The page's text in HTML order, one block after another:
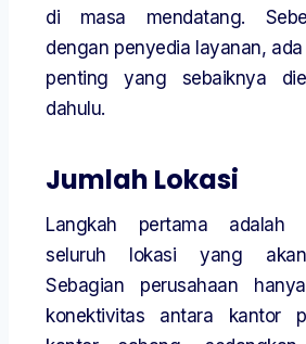
di masa mendatang.
dengan penyedia layanan,
penting yang sebaiknya
dahulu.
Jumlah Lokasi
Langkah pertama adalah
seluruh lokasi yang akan
Sebagian perusahaan
konektivitas antara kantor